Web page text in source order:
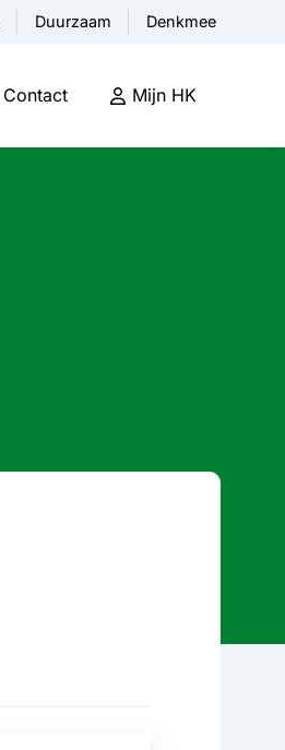
Duurzaam Denkmee
Contact Mijn HK